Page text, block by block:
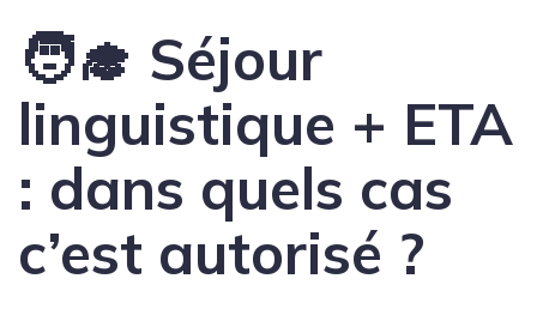
🧑‍🎓 Séjour
linguistique + ETA
: dans quels cas
c’est autorisé ?